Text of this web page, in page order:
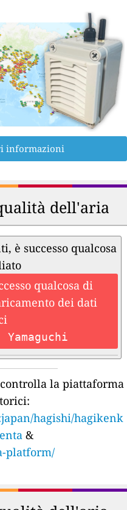
informazioni
dell'aria
è successo qualcosa
qualcosa di
dei dati
la piattaforma
hagishi/hagikenk
&
platform/